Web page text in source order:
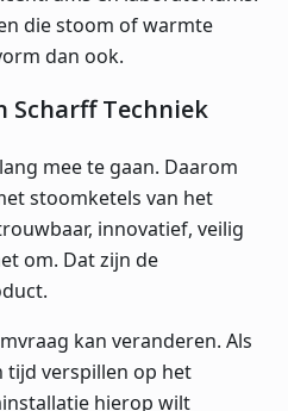
die stoom of warmte
dan ook.
Scharff Techniek
mee te gaan. Daarom
stoomketels van het
innovatief, veilig
om. Dat zijn de
kan veranderen. Als
tijd verspillen op het
hierop wilt